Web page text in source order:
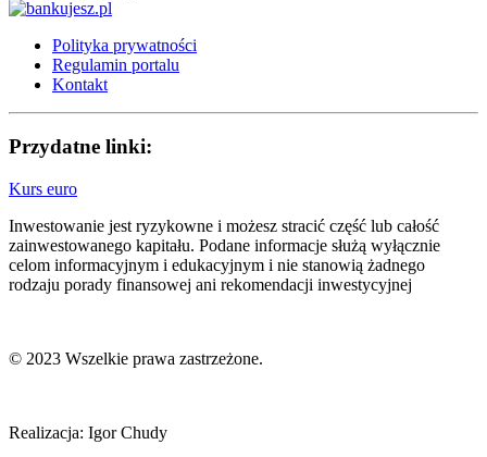
Polityka prywatności
Regulamin portalu
Kontakt
Przydatne linki:
Kurs euro
Inwestowanie jest ryzykowne i możesz stracić część lub całość
zainwestowanego kapitału. Podane informacje służą wyłącznie
celom informacyjnym i edukacyjnym i nie stanowią żadnego
rodzaju porady finansowej ani rekomendacji inwestycyjnej
© 2023 Wszelkie prawa zastrzeżone.
Realizacja: Igor Chudy